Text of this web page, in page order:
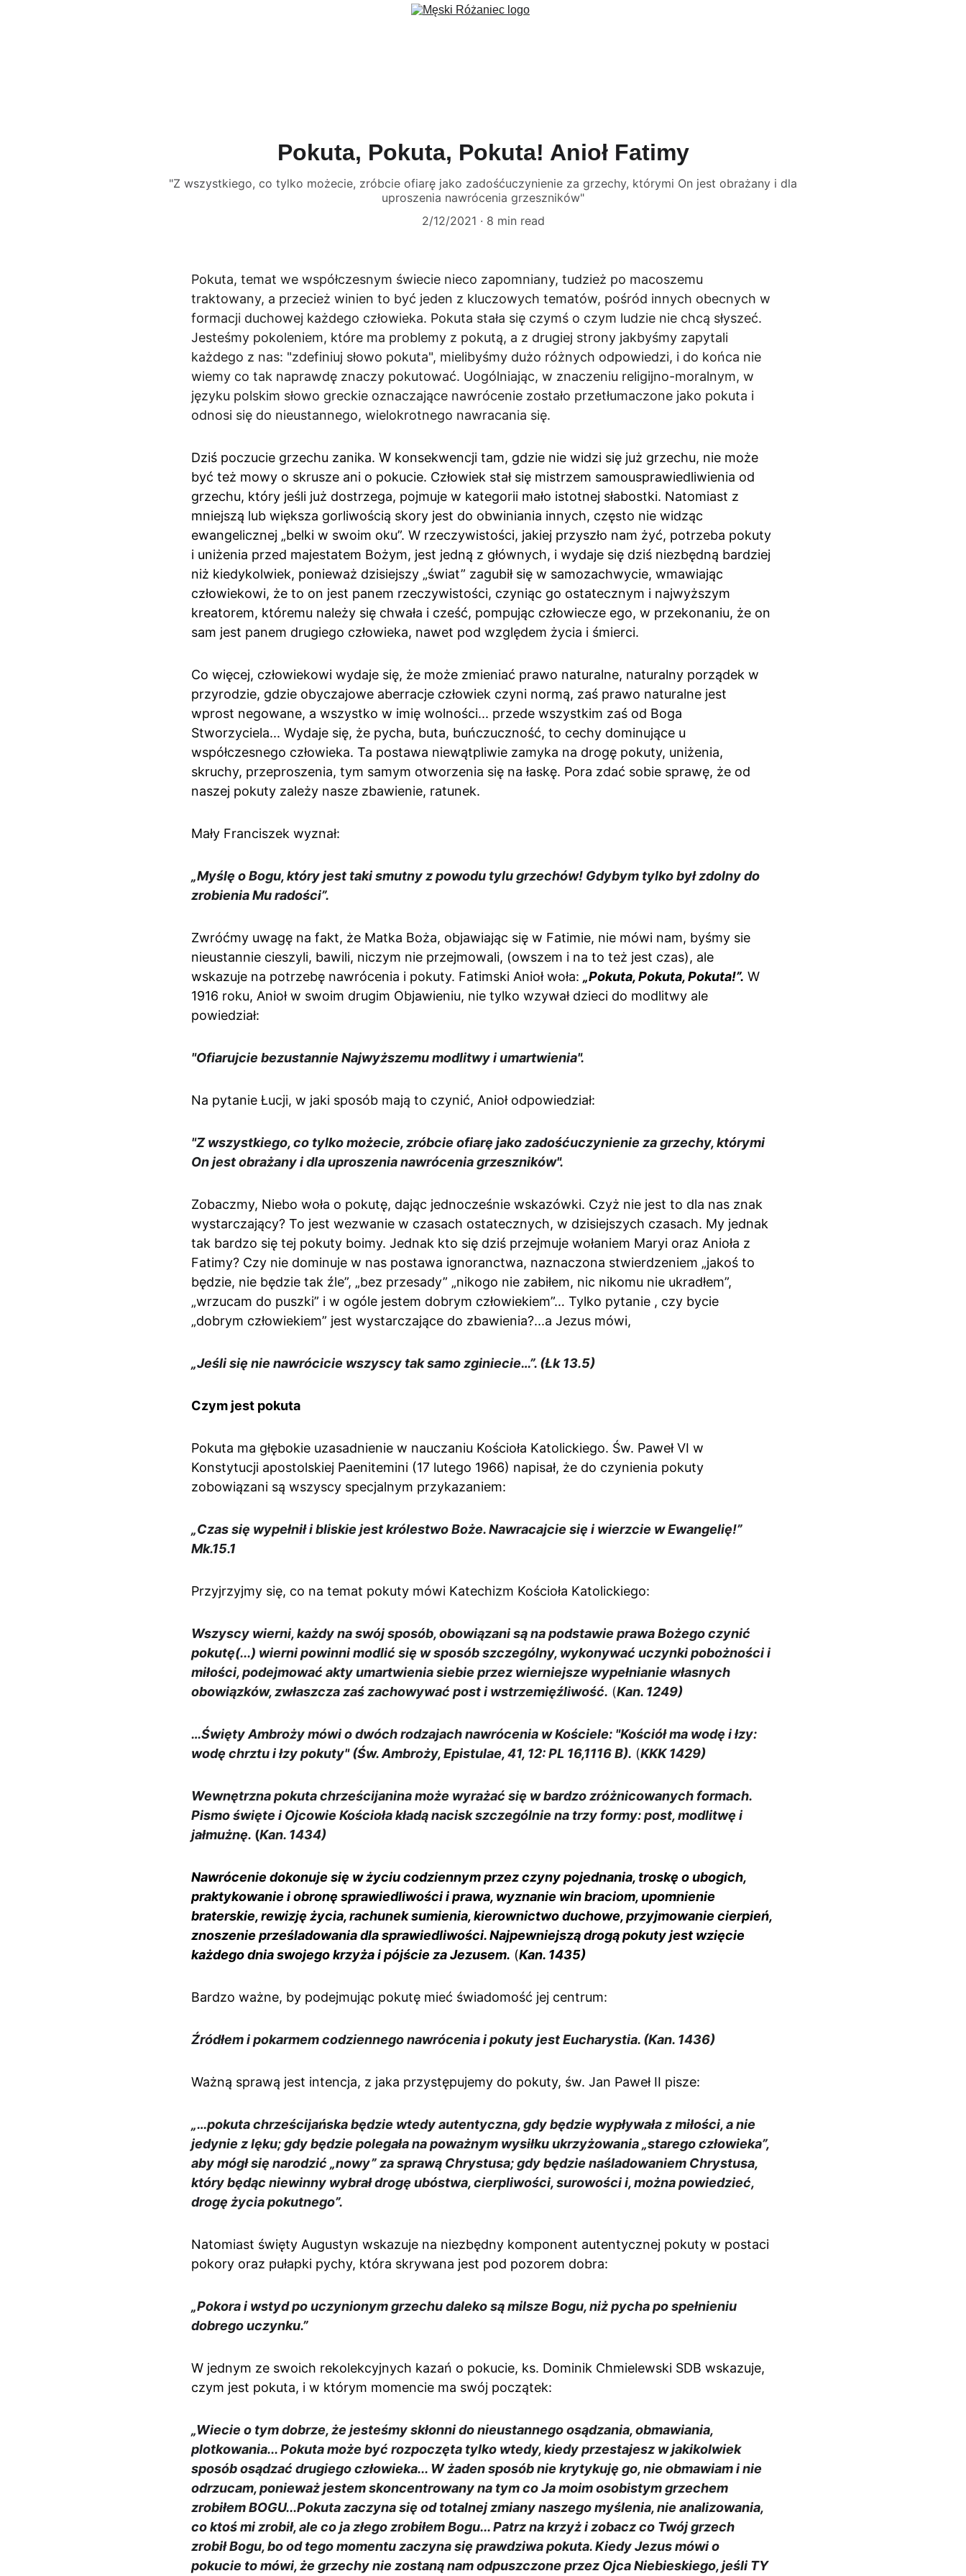
Pokuta, Pokuta, Pokuta! Anioł Fatimy
"Z wszystkiego, co tylko możecie, zróbcie ofiarę jako zadośćuczynienie za grzechy, którymi On jest obrażany i dla
uproszenia nawrócenia grzeszników"
2/12/2021
8 min read
Pokuta, temat we współczesnym świecie nieco zapomniany, tudzież po macoszemu
traktowany, a przecież winien to być jeden z kluczowych tematów, pośród innych obecnych w
formacji duchowej każdego człowieka. Pokuta stała się czymś o czym ludzie nie chcą słyszeć.
Jesteśmy pokoleniem, które ma problemy z pokutą, a z drugiej strony jakbyśmy zapytali
każdego z nas: "zdefiniuj słowo pokuta", mielibyśmy dużo różnych odpowiedzi, i do końca nie
wiemy co tak naprawdę znaczy pokutować. Uogólniając, w znaczeniu religijno-moralnym, w
języku polskim słowo greckie oznaczające nawrócenie zostało przetłumaczone jako pokuta i
odnosi się do nieustannego, wielokrotnego nawracania się.
Dziś poczucie grzechu zanika. W konsekwencji tam, gdzie nie widzi się już grzechu, nie może
być też mowy o skrusze ani o pokucie. Człowiek stał się mistrzem samousprawiedliwienia od
grzechu, który jeśli już dostrzega, pojmuje w kategorii mało istotnej słabostki. Natomiast z
mniejszą lub większa gorliwością skory jest do obwiniania innych, często nie widząc
ewangelicznej „belki w swoim oku”. W rzeczywistości, jakiej przyszło nam żyć, potrzeba pokuty
i uniżenia przed majestatem Bożym, jest jedną z głównych, i wydaje się dziś niezbędną bardziej
niż kiedykolwiek, ponieważ dzisiejszy „świat” zagubił się w samozachwycie, wmawiając
człowiekowi, że to on jest panem rzeczywistości, czyniąc go ostatecznym i najwyższym
kreatorem, któremu należy się chwała i cześć, pompując człowiecze ego, w przekonaniu, że on
sam jest panem drugiego człowieka, nawet pod względem życia i śmierci.
Co więcej, człowiekowi wydaje się, że może zmieniać prawo naturalne, naturalny porządek w
przyrodzie, gdzie obyczajowe aberracje człowiek czyni normą, zaś prawo naturalne jest
wprost negowane, a wszystko w imię wolności... przede wszystkim zaś od Boga
Stworzyciela... Wydaje się, że pycha, buta, buńczuczność, to cechy dominujące u
współczesnego człowieka. Ta postawa niewątpliwie zamyka na drogę pokuty, uniżenia,
skruchy, przeproszenia, tym samym otworzenia się na łaskę. Pora zdać sobie sprawę, że od
naszej pokuty zależy nasze zbawienie, ratunek.
Mały Franciszek wyznał:
„Myślę o Bogu, który jest taki smutny z powodu tylu grzechów! Gdybym tylko był zdolny do
zrobienia Mu radości”.
Zwróćmy uwagę na fakt, że Matka Boża, objawiając się w Fatimie, nie mówi nam, byśmy sie
nieustannie cieszyli, bawili, niczym nie przejmowali, (owszem i na to też jest czas), ale
wskazuje na potrzebę nawrócenia i pokuty. Fatimski Anioł woła: „Pokuta, Pokuta, Pokuta!”. W
1916 roku, Anioł w swoim drugim Objawieniu, nie tylko wzywał dzieci do modlitwy ale
powiedział:
"Ofiarujcie bezustannie Najwyższemu modlitwy i umartwienia".
Na pytanie Łucji, w jaki sposób mają to czynić, Anioł odpowiedział:
"Z wszystkiego, co tylko możecie, zróbcie ofiarę jako zadośćuczynienie za grzechy, którymi
On jest obrażany i dla uproszenia nawrócenia grzeszników".
Zobaczmy, Niebo woła o pokutę, dając jednocześnie wskazówki. Czyż nie jest to dla nas znak
wystarczający? To jest wezwanie w czasach ostatecznych, w dzisiejszych czasach. My jednak
tak bardzo się tej pokuty boimy. Jednak kto się dziś przejmuje wołaniem Maryi oraz Anioła z
Fatimy? Czy nie dominuje w nas postawa ignoranctwa, naznaczona stwierdzeniem „jakoś to
będzie, nie będzie tak źle”, „bez przesady” „nikogo nie zabiłem, nic nikomu nie ukradłem”,
„wrzucam do puszki” i w ogóle jestem dobrym człowiekiem”… Tylko pytanie , czy bycie
„dobrym człowiekiem” jest wystarczające do zbawienia?...a Jezus mówi,
„Jeśli się nie nawrócicie wszyscy tak samo zginiecie…”. (Łk 13.5)
Czym jest pokuta
Pokuta ma głębokie uzasadnienie w nauczaniu Kościoła Katolickiego. Św. Paweł VI w
Konstytucji apostolskiej Paenitemini (17 lutego 1966) napisał, że do czynienia pokuty
zobowiązani są wszyscy specjalnym przykazaniem:
„Czas się wypełnił i bliskie jest królestwo Boże. Nawracajcie się i wierzcie w Ewangelię!”
Mk.15.1
Przyjrzyjmy się, co na temat pokuty mówi Katechizm Kościoła Katolickiego:
Wszyscy wierni, każdy na swój sposób, obowiązani są na podstawie prawa Bożego czynić
pokutę(...) wierni powinni modlić się w sposób szczególny, wykonywać uczynki pobożności i
miłości, podejmować akty umartwienia siebie przez wierniejsze wypełnianie własnych
obowiązków, zwłaszcza zaś zachowywać post i wstrzemięźliwość. (Kan. 1249)
…Święty Ambroży mówi o dwóch rodzajach nawrócenia w Kościele: "Kościół ma wodę i łzy:
wodę chrztu i łzy pokuty" (Św. Ambroży, Epistulae, 41, 12: PL 16,1116 B). (KKK 1429)
Wewnętrzna pokuta chrześcijanina może wyrażać się w bardzo zróżnicowanych formach.
Pismo święte i Ojcowie Kościoła kładą nacisk szczególnie na trzy formy: post, modlitwę i
jałmużnę. (Kan. 1434)
Nawrócenie dokonuje się w życiu codziennym przez czyny pojednania, troskę o ubogich,
praktykowanie i obronę sprawiedliwości i prawa, wyznanie win braciom, upomnienie
braterskie, rewizję życia, rachunek sumienia, kierownictwo duchowe, przyjmowanie cierpień,
znoszenie prześladowania dla sprawiedliwości. Najpewniejszą drogą pokuty jest wzięcie
każdego dnia swojego krzyża i pójście za Jezusem. (Kan. 1435)
Bardzo ważne, by podejmując pokutę mieć świadomość jej centrum:
Źródłem i pokarmem codziennego nawrócenia i pokuty jest Eucharystia. (Kan. 1436)
Ważną sprawą jest intencja, z jaka przystępujemy do pokuty, św. Jan Paweł II pisze:
„…pokuta chrześcijańska będzie wtedy autentyczna, gdy będzie wypływała z miłości, a nie
jedynie z lęku; gdy będzie polegała na poważnym wysiłku ukrzyżowania „starego człowieka”,
aby mógł się narodzić „nowy” za sprawą Chrystusa; gdy będzie naśladowaniem Chrystusa,
który będąc niewinny wybrał drogę ubóstwa, cierpliwości, surowości i, można powiedzieć,
drogę życia pokutnego”.
Natomiast święty Augustyn wskazuje na niezbędny komponent autentycznej pokuty w postaci
pokory oraz pułapki pychy, która skrywana jest pod pozorem dobra:
„Pokora i wstyd po uczynionym grzechu daleko są milsze Bogu, niż pycha po spełnieniu
dobrego uczynku.”
W jednym ze swoich rekolekcyjnych kazań o pokucie, ks. Dominik Chmielewski SDB wskazuje,
czym jest pokuta, i w którym momencie ma swój początek:
„Wiecie o tym dobrze, że jesteśmy skłonni do nieustannego osądzania, obmawiania,
plotkowania... Pokuta może być rozpoczęta tylko wtedy, kiedy przestajesz w jakikolwiek
sposób osądzać drugiego człowieka... W żaden sposób nie krytykuję go, nie obmawiam i nie
odrzucam, ponieważ jestem skoncentrowany na tym co Ja moim osobistym grzechem
zrobiłem BOGU...Pokuta zaczyna się od totalnej zmiany naszego myślenia, nie analizowania,
co ktoś mi zrobił, ale co ja złego zrobiłem Bogu... Patrz na krzyż i zobacz co Twój grzech
zrobił Bogu, bo od tego momentu zaczyna się prawdziwa pokuta. Kiedy Jezus mówi o
pokucie to mówi, że grzechy nie zostaną nam odpuszczone przez Ojca Niebieskiego, jeśli TY